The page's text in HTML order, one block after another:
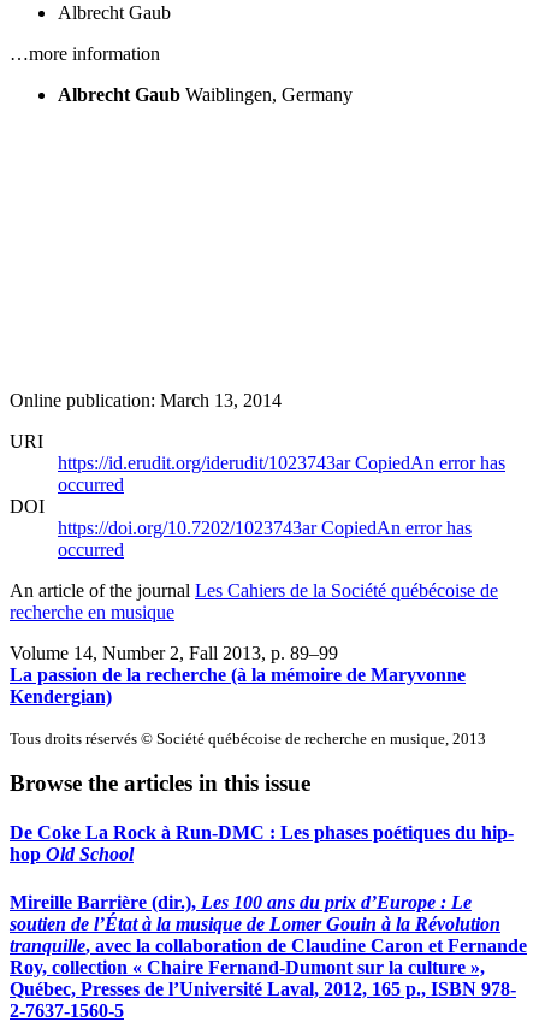
Albrecht Gaub
…more information
Albrecht Gaub Waiblingen, Germany
Online publication: March 13, 2014
URI
https://id.erudit.org/iderudit/1023743arCopiedAn error has
occurred
DOI
https://doi.org/10.7202/1023743arCopiedAn error has
occurred
An article of the journal Les Cahiers de la Société québécoise de
recherche en musique
Volume 14, Number 2, Fall 2013, p. 89–99
La passion de la recherche (à la mémoire de Maryvonne
Kendergian)
Tous droits réservés © Société québécoise de recherche en musique, 2013
Browse the articles in this issue
De Coke La Rock à Run-DMC : Les phases poétiques du hip-
hop Old School
Mireille Barrière (dir.), Les 100 ans du prix d’Europe : Le
soutien de l’État à la musique de Lomer Gouin à la Révolution
tranquille, avec la collaboration de Claudine Caron et Fernande
Roy, collection « Chaire Fernand-Dumont sur la culture »,
Québec, Presses de l’Université Laval, 2012, 165 p., ISBN 978-
2-7637-1560-5